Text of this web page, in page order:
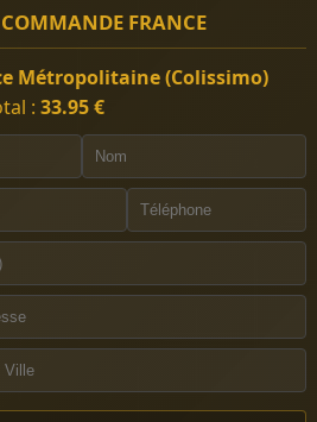
FRANCE
Métropolitaine (Colissimo)
: 33.95 €